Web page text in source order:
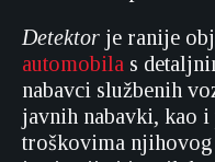
Detektor je ranije
automobila s
nabavci službenih
javnih nabavki, kao
troškovima njihovog